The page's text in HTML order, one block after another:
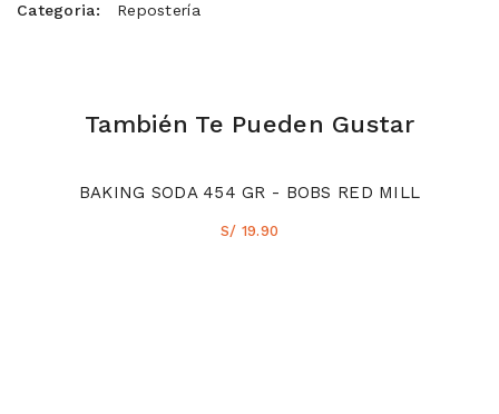
Categoria: Repostería
También Te Pueden Gustar
BAKING SODA 454 GR - BOBS RED MILL
S/ 19.90